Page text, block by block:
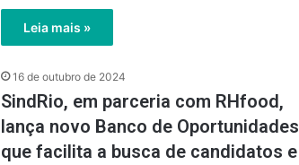
Leia mais »
16 de outubro de 2024
SindRio, em parceria com RHfood,
lança novo Banco de Oportunidades
que facilita a busca de candidatos e